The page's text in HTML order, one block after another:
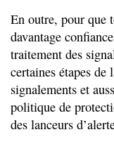
En outre, pour que
davantage
traitement des
certaines étapes de
signalements et
politique de
des lanceurs